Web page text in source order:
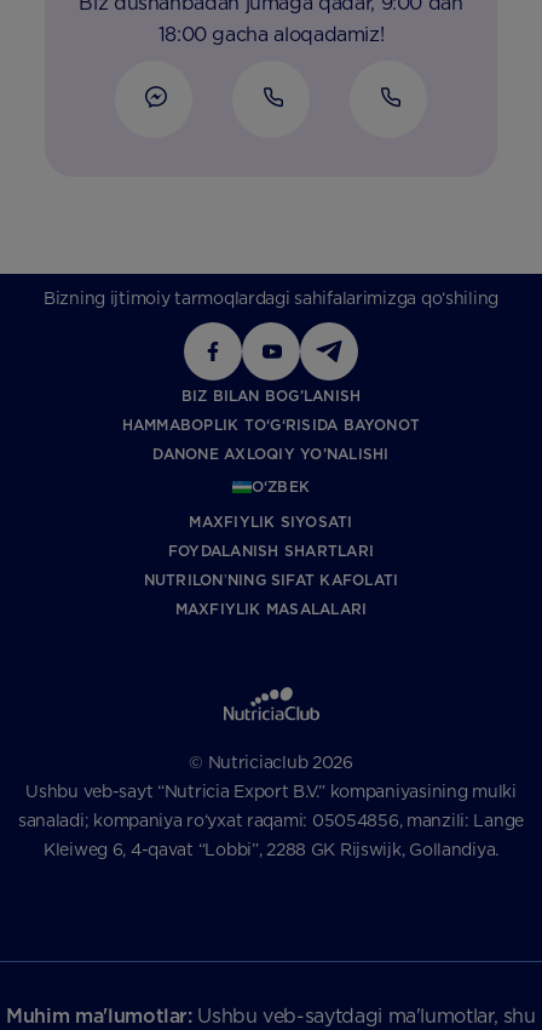
18:00 gacha aloqadamiz!
Bizning ijtimoiy tarmoqlardagi sahifalarimizga qo‘shiling
BIZ BILAN BOG’LANISH
HAMMABOPLIK TO‘G‘RISIDA BAYONOT
DANONE AXLOQIY YO’NALISHI
O‘ZBEK
MAXFIYLIK SIYOSATI
FOYDALANISH SHARTLARI
NUTRILONʼNING SIFAT KAFOLATI
MAXFIYLIK MASALALARI
© Nutriciaclub 2026
Ushbu veb-sayt “Nutricia Export B.V.” kompaniyasining mulki
sanaladi; kompaniya ro‘yxat raqami: 05054856, manzili: Lange
Kleiweg 6, 4-qavat “Lobbi”, 2288 GK Rijswijk, Gollandiya.
Muhim ma'lumotlar:Ushbu veb-saytdagi ma'lumotlar, shu